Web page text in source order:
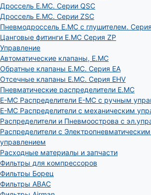
Дроссель E.MC. Серии QSC
Дроссель E.MC. Серии ZSC
Пневмодроссель E.MC с глушителем.
Цанговые фитинги E.MC Серия ZP
Управление
Автоматические клапаны, Е.МС
Обратные клапаны E.MC. Серия EA
Отсечные клапаны E.MC. Серия EHV
Пневматические распределители E.MC
E-MC Распределители E-MC с ручным
E-MC Распределители с механическим
Распределители и Пневмоострова с
Распределители с
управлением
Расходные материалы и запчасти
Фильтры для компрессоров
Фильтры Борец
Фильтры ABAC